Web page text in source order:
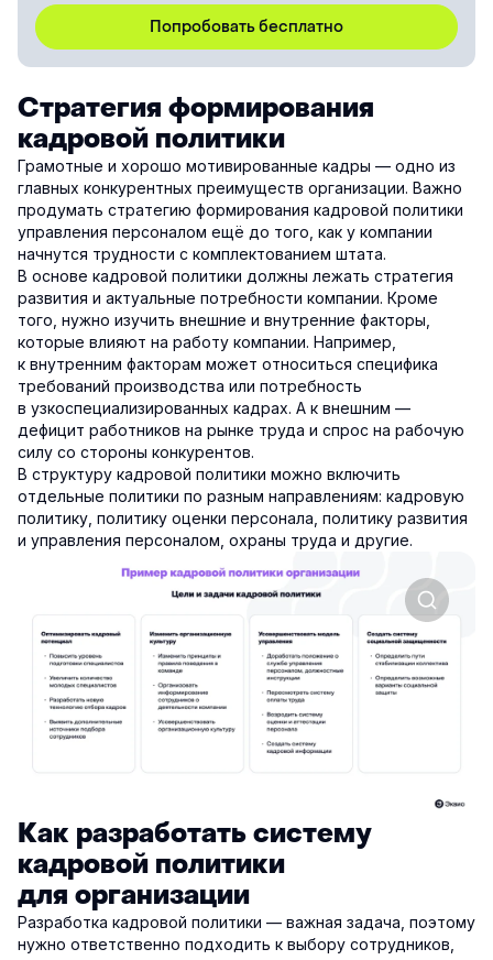
Попробовать бесплатно
Стратегия формирования
кадровой политики
Грамотные и хорошо мотивированные кадры — одно из
главных конкурентных преимуществ организации. Важно
продумать стратегию формирования кадровой политики
управления персоналом ещё до того, как у компании
начнутся трудности с комплектованием штата.
В основе кадровой политики должны лежать стратегия
развития и актуальные потребности компании. Кроме
того, нужно изучить внешние и внутренние факторы,
которые влияют на работу компании. Например,
к внутренним факторам может относиться специфика
требований производства или потребность
в узкоспециализированных кадрах. А к внешним —
дефицит работников на рынке труда и спрос на рабочую
силу со стороны конкурентов.
В структуру кадровой политики можно включить
отдельные политики по разным направлениям: кадровую
политику, политику оценки персонала, политику развития
и управления персоналом, охраны труда и другие.
Как разработать систему
кадровой политики
для организации
Разработка кадровой политики — важная задача, поэтому
нужно ответственно подходить к выбору сотрудников,